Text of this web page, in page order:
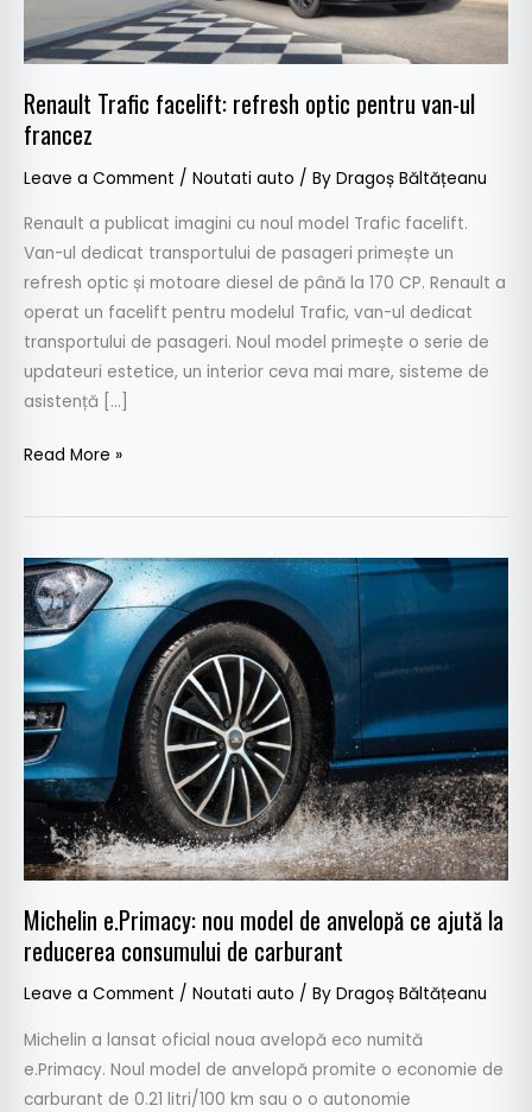
Renault Trafic facelift: refresh optic pentru van-ul
francez
Leave a Comment / Noutati auto / By Dragoș Băltățeanu
Renault a publicat imagini cu noul model Trafic facelift.
Van-ul dedicat transportului de pasageri primește un
refresh optic și motoare diesel de până la 170 CP. Renault a
operat un facelift pentru modelul Trafic, van-ul dedicat
transportului de pasageri. Noul model primește o serie de
updateuri estetice, un interior ceva mai mare, sisteme de
asistență […]
francez
Read More »
Michelin e.Primacy: nou model de anvelopă ce ajută la
reducerea consumului de carburant
Leave a Comment / Noutati auto / By Dragoș Băltățeanu
Michelin a lansat oficial noua avelopă eco numită
e.Primacy. Noul model de anvelopă promite o economie de
carburant de 0.21 litri/100 km sau o o autonomie
Michelin
e.Primacy:
nou
model
de
anvelopă
ce
ajută
la
reducerea
consumului
carburant